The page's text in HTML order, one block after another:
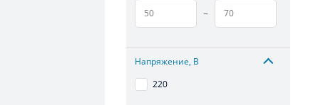
–
Напряжение, В
220